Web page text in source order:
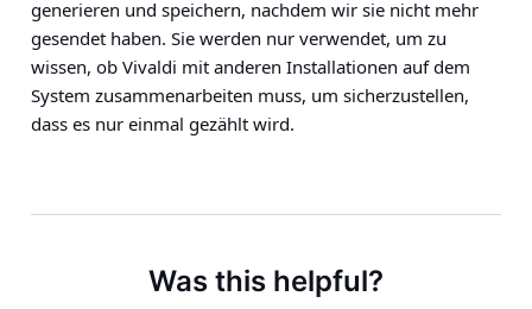
generieren und speichern, nachdem wir sie nicht mehr
gesendet haben. Sie werden nur verwendet, um zu
wissen, ob Vivaldi mit anderen Installationen auf dem
System zusammenarbeiten muss, um sicherzustellen,
dass es nur einmal gezählt wird.
Was this helpful?